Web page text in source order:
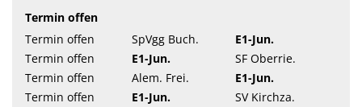
Termin offen
Termin offen
SpVgg Buch.
E1-Jun.
Termin offen
E1-Jun.
SF Oberrie.
Termin offen
Alem. Frei.
E1-Jun.
Termin offen
E1-Jun.
SV Kirchza.